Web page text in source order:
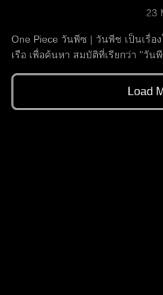
23
One Piece วันพีซ | วันพีช เป็นเรื่อ
เรือ เพื่อค้นหา สมบัติที่เรียกว่า "วั
แห่งโจรสลัด
Load